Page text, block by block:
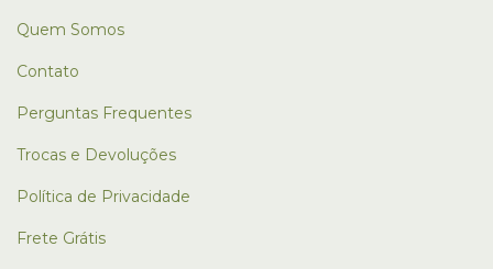
Quem Somos
Contato
Perguntas Frequentes
Trocas e Devoluções
Política de Privacidade
Frete Grátis